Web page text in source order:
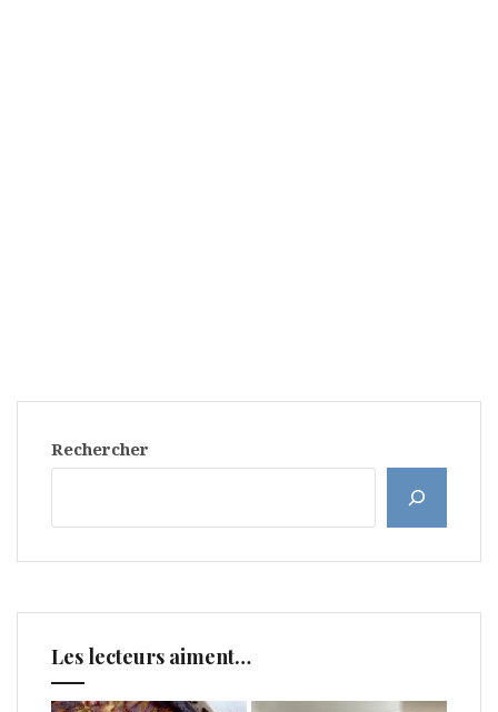
Rechercher
Les lecteurs aiment…